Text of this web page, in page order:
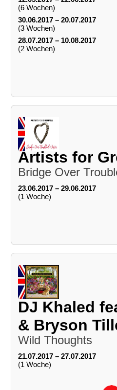
(6 Wochen)
30.06.2017 – 20.07.2017
(3 Wochen)
28.07.2017 – 10.08.2017
(2 Wochen)
Artists for
Bridge Over
23.06.2017 – 29.06.2017
(1 Woche)
DJ Khaled
& Bryson
Wild Thoughts
21.07.2017 – 27.07.2017
(1 Woche)